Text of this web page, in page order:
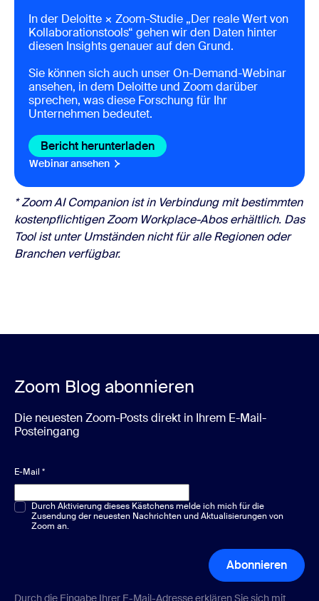
In der Deloitte × Zoom-Studie „Der reale Wert von
Kollaborationstools“ gehen wir den Daten hinter
diesen Insights genauer auf den Grund.
Sie können sich auch unser On-Demand-Webinar
ansehen, in dem Deloitte und Zoom darüber
sprechen, was diese Forschung für Ihr
Unternehmen bedeutet.
Bericht herunterladen Bericht herunterladen
Webinar ansehen Webinar ansehen
* Zoom AI Companion ist in Verbindung mit bestimmten
kostenpflichtigen Zoom Workplace-Abos erhältlich. Das
Tool ist unter Umständen nicht für alle Regionen oder
Branchen verfügbar.
Zoom Blog abonnieren
Die neuesten Zoom-Posts direkt in Ihrem E-Mail-
Posteingang
E-Mail *
Multiple-Choice oder Single-Choice*
Durch Aktivierung dieses Kästchens melde ich mich für die
Zusendung der neuesten Nachrichten und Aktualisierungen von
Zoom an.
Abonnieren
Durch die Eingabe Ihrer E-Mail-Adresse erklären Sie sich mit